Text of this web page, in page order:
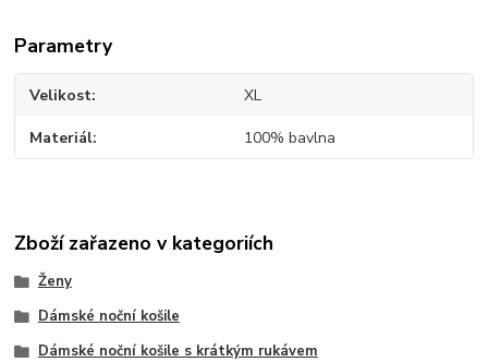
Parametry
Velikost XL
Materiál 100% bavlna
Zboží zařazeno v kategoriích
Ženy
Dámské noční košile
Dámské noční košile s krátkým rukávem